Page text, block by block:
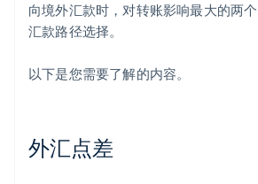
向境外汇款时，对转账影响最大的两
汇款路径选择。
以下是您需要了解的内容。
外汇点差